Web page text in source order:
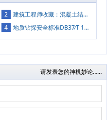
2
建筑工程师收藏：混凝土结构设计规范（GB 50010-2010）
4 地质钻探安全标准DB37∕T 1811-2011 ，解读及全文
请发表您的神机妙论……